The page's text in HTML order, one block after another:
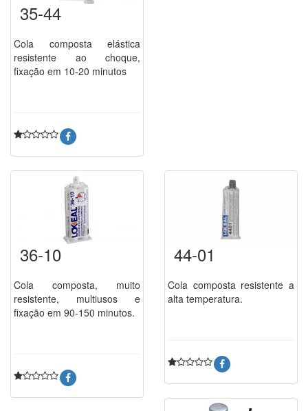
35-44
Cola composta elástica
resistente ao choque,
fixação em 10-20 minutos
36-10
Cola composta, muito
resistente, multiusos e
fixação em 90-150 minutos.
44-01
Cola composta resistente a
alta temperatura.